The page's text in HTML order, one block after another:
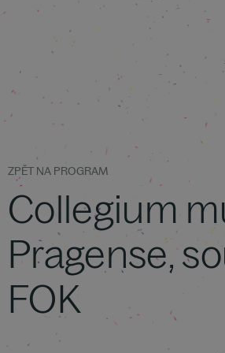
ZPĚT NA PROGRAM
Collegium
Pragense,
FOK